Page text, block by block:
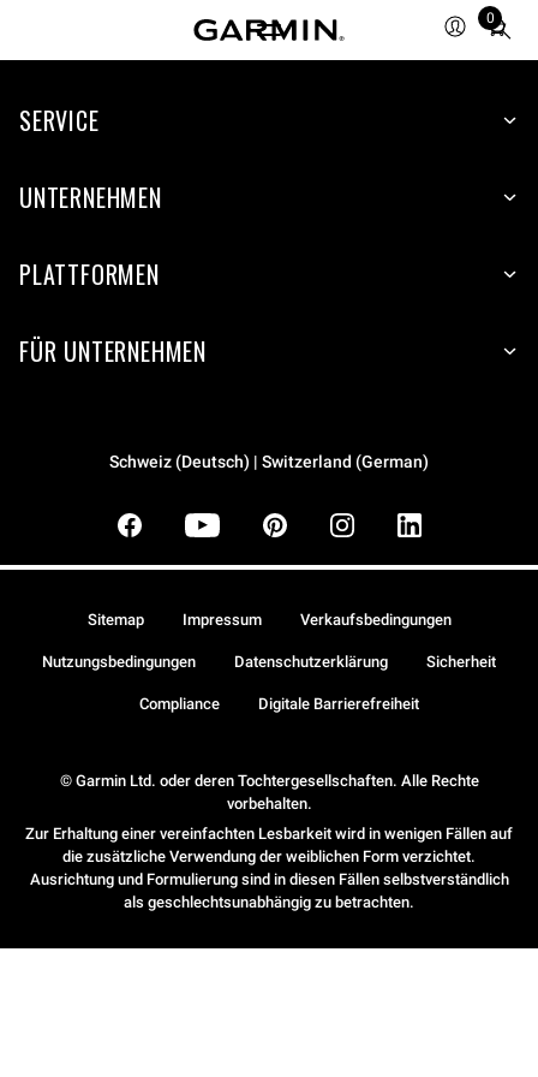
0
Total
items
cart:
SERVICE
UNTERNEHMEN
PLATTFORMEN
FÜR UNTERNEHMEN
Schweiz (Deutsch) | Switzerland (German)
© Garmin Ltd. oder deren Tochtergesellschaften. Alle Rechte
vorbehalten.
Zur Erhaltung einer vereinfachten Lesbarkeit wird in wenigen Fällen auf
die zusätzliche Verwendung der weiblichen Form verzichtet.
Ausrichtung und Formulierung sind in diesen Fällen selbstverständlich
als geschlechtsunabhängig zu betrachten.
Sitemap Impressum Verkaufsbedingungen
Nutzungsbedingungen Datenschutzerklärung Sicherheit
Compliance Digitale Barrierefreiheit